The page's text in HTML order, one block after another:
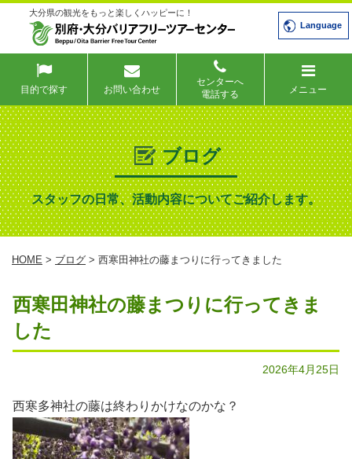
大分県の観光をもっと楽しくハッピーに！
Language
目的で探す お問い合わせ
センターへ
電話する
メニュー
ブログ
スタッフの日常、活動内容についてご紹介します。
HOME > ブログ > 西寒田神社の藤まつりに行ってきました
西寒田神社の藤まつりに行ってきま
した
2026年4月25日
西寒多神社の藤は終わりかけなのかな？